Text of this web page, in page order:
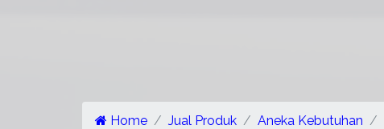
Home Jual Produk Aneka Kebutuhan